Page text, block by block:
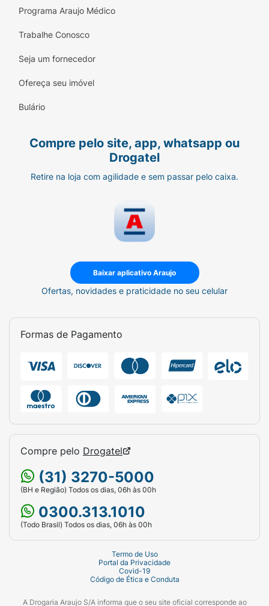
Programa Araujo Médico
Trabalhe Conosco
Seja um fornecedor
Ofereça seu imóvel
Bulário
Compre pelo site, app, whatsapp ou
Drogatel
Retire na loja com agilidade e sem passar pelo caixa.
Baixar aplicativo Araujo
Ofertas, novidades e praticidade no seu celular
Formas de Pagamento
Compre pelo Drogatel
(31) 3270-5000
(BH e Região) Todos os dias, 06h às 00h
0300.313.1010
(Todo Brasil) Todos os dias, 06h às 00h
Termo de Uso
Portal da Privacidade
Covid-19
Código de Ética e Conduta
A Drogaria Araujo S/A informa que o seu site oficial corresponde ao